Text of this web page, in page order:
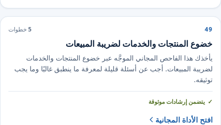
49
5خطوات
خضوع المنتجات والخدمات لضريبة المبيعات
يأخذك هذا الفاحص المجاني الموجَّه عبر خضوع المنتجات والخدمات
لضريبة المبيعات. أجب عن أسئلة قليلة لمعرفة ما ينطبق غالبًا وما يجب
توثيقه.
يتضمن إرشادات موثوقة
افتح الأداة المجانية